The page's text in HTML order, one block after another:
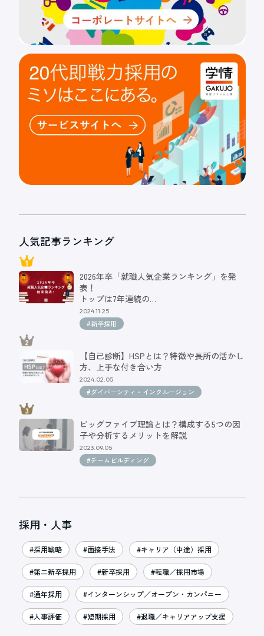
人気記事ランキング
2026年卒「就職人気企業ランキング」を発
表！
トップは7年連続の…
2024.11.25
#新卒採用
【自己診断】HSPとは？特徴や長所の活かし
方、上手な付き合い方
2024.02.05
#ダイバーシティ・インクルージョン
ビッグファイブ理論とは？構成する5つの因
子や分析するメリットを解説
2023.09.05
#チームビルディング
採用・人事
#採用戦略 #面接手法 #キャリア（中途）採用
#第二新卒採用 #新卒採用 #転職／採用市場
#通年採用 #インターンシップ／オープン・カンパニー
#人事評価 #短期採用 #退職／キャリアアップ支援